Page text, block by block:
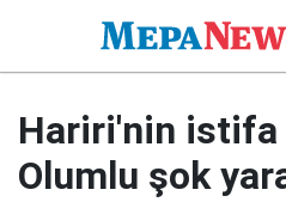
Hariri'nin istifa
Olumlu şok